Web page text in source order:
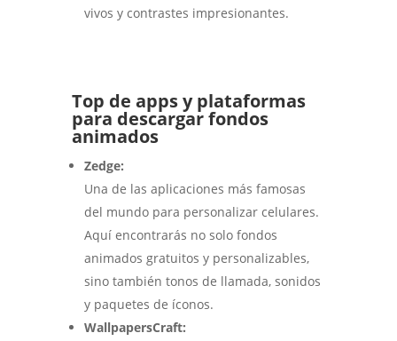
vivos y contrastes impresionantes.
Top de apps y plataformas
para descargar fondos
animados
Zedge:
Una de las aplicaciones más famosas
del mundo para personalizar celulares.
Aquí encontrarás no solo fondos
animados gratuitos y personalizables,
sino también tonos de llamada, sonidos
y paquetes de íconos.
WallpapersCraft: